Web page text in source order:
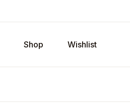
Shop Wishlist